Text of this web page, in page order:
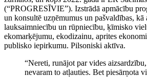
(“PROGRESĪVIE”). Izstrādā apmācību
un konsultē uzņēmumus un pašvaldības,
lauksaimniecību un rūpniecību, ķīmisko
ekomarķējumu, ekodizainu, aprites
publisko iepirkumu. Pilsoniski aktīva.
“Nereti, runājot par vides
nevaram to atļauties. Bet piesārņota